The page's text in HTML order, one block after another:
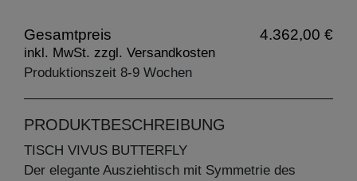
Gesamtpreis 4.362,00 €
inkl. MwSt. zzgl. Versandkosten
Produktionszeit 8-9 Wochen
PRODUKTBESCHREIBUNG
TISCH VIVUS BUTTERFLY
Der elegante Ausziehtisch mit Symmetrie des